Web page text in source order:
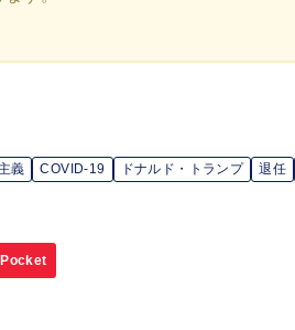
義 COVID-19 ドナルド・トランプ 退任